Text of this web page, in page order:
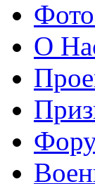
О